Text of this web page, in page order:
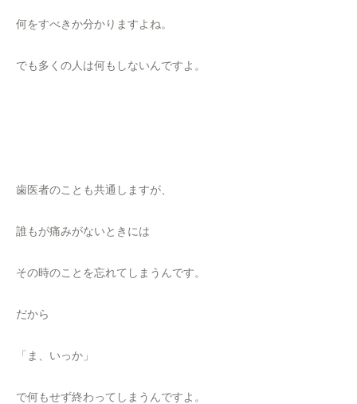
何をすべきか分かりますよね。
でも多くの人は何もしないんですよ。
歯医者のことも共通しますが、
誰もが痛みがないときには
その時のことを忘れてしまうんです。
だから
「ま、いっか」
で何もせず終わってしまうんですよ。